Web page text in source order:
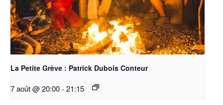
La Petite Grève : Patrick Dubois Conteur
7 août @ 20:00- 21:15